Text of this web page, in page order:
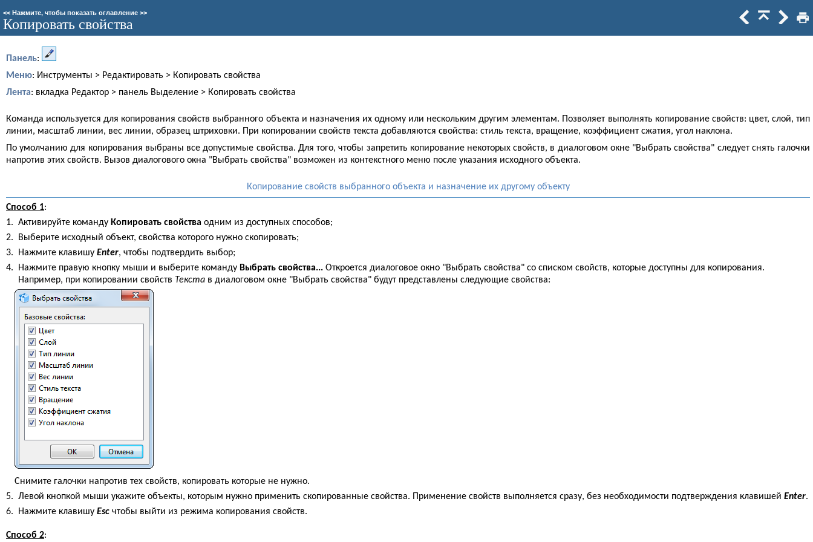
<< Нажмите, чтобы показать оглавление >>
Копировать свойства
Панель:
Меню: Инструменты > Редактировать > Копировать свойства
Лента: вкладка Редактор > панель Выделение > Копировать свойства
Команда используется для копирования свойств выбранного объекта и назначения их одному или нескольким другим элементам. Позволяет выполнять копирование свойств: цвет, слой, тип
линии, масштаб линии, вес линии, образец штриховки. При копировании свойств текста добавляются свойства: стиль текста, вращение, коэффициент сжатия, угол наклона.
По умолчанию для копирования выбраны все допустимые свойства. Для того, чтобы запретить копирование некоторых свойств, в диалоговом окне "Выбрать свойства" следует снять галочки
напротив этих свойств. Вызов диалогового окна "Выбрать свойства" возможен из контекстного меню после указания исходного объекта.
Копирование свойств выбранного объекта и назначение их другому объекту
Способ 1:
1. Активируйте команду Копировать свойства одним из доступных способов;
2.
Выберите исходный объект, свойства которого нужно скопировать;
3.
Нажмите клавишу Enter, чтобы подтвердить выбор;
4.
Нажмите правую кнопку мыши и выберите команду Выбрать свойства... Откроется диалоговое окно "Выбрать свойства" со списком свойств, которые доступны для копирования.
Например, при копировании свойств Текста в диалоговом окне "Выбрать свойства" будут представлены следующие свойства:
Снимите галочки напротив тех свойств, копировать которые не нужно.
5. Левой кнопкой мыши укажите объекты, которым нужно применить скопированные свойства. Применение свойств выполняется сразу, без необходимости подтверждения клавишей Enter.
6.
Нажмите клавишу Esc чтобы выйти из режима копирования свойств.
Способ 2: